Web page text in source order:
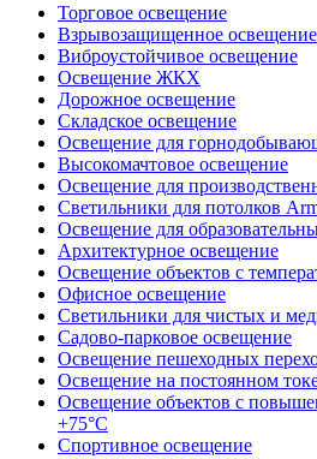
Торговое освещение
Взрывозащищенное освещение
Виброустойчивое освещение
Освещение ЖКХ
Дорожное освещение
Складское освещение
Освещение для
Высокомачтовое освещение
Освещение для
Светильники для потолков
Освещение для
Архитектурное освещение
Освещение объектов с
Офисное освещение
Светильники для чистых и
Садово-парковое освещение
Освещение пешеходных
Освещение на постоянном
Освещение объектов с
+75°C
Спортивное освещение